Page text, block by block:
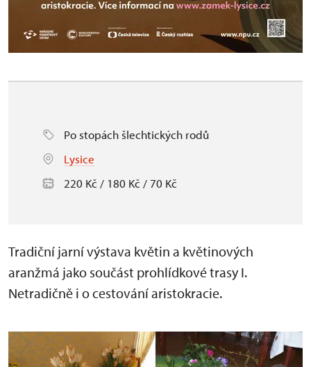
Po stopách šlechtických rodů
Lysice
220 Kč / 180 Kč / 70 Kč
Tradiční jarní výstava květin a květinových
aranžmá jako součást prohlídkové trasy I.
Netradičně i o cestování aristokracie.